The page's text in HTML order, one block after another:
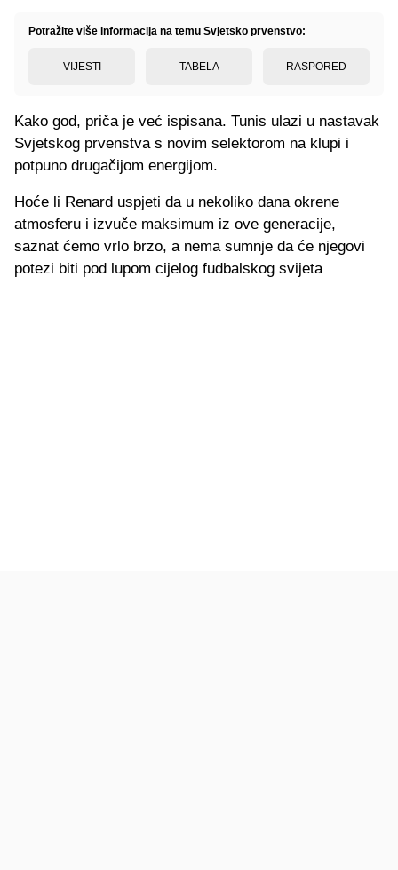
Potražite više informacija na temu Svjetsko prvenstvo:
VIJESTI TABELA RASPORED
Kako god, priča je već ispisana. Tunis ulazi u nastavak
Svjetskog prvenstva s novim selektorom na klupi i
potpuno drugačijom energijom.
Hoće li Renard uspjeti da u nekoliko dana okrene
atmosferu i izvuče maksimum iz ove generacije,
saznat ćemo vrlo brzo, a nema sumnje da će njegovi
potezi biti pod lupom cijelog fudbalskog svijeta